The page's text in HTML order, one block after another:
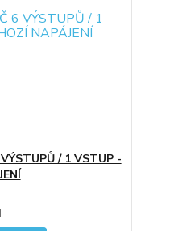
/ 1 VSTUP -